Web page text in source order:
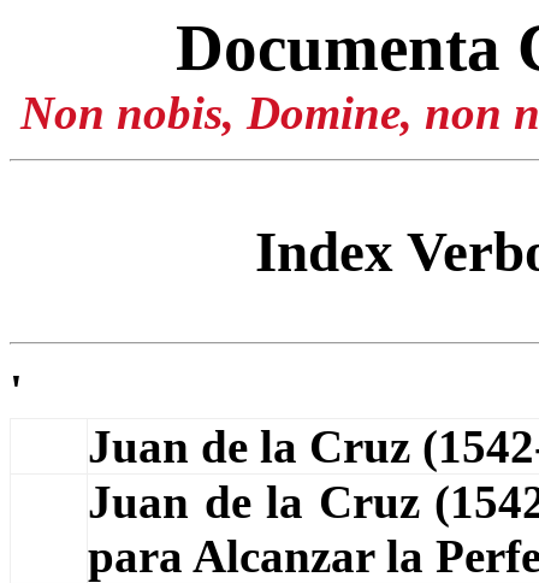
Documenta
Non nobis, Domine, non
Index
'
Juan de la Cruz
Juan de la Cruz
para Alcanzar la